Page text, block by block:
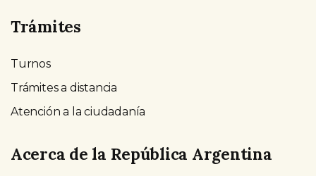
Trámites
Turnos
Trámites a distancia
Atención a la ciudadanía
Acerca de la República Argentina